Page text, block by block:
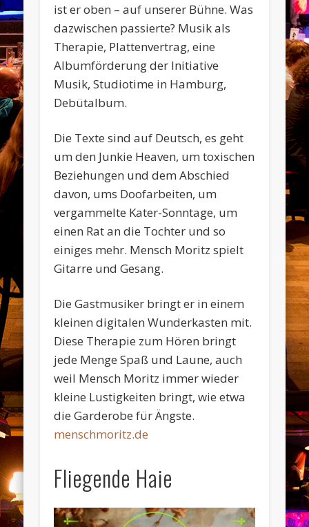
ist er oben – auf unserer Bühne. Was
dazwischen passierte? Musik als
Therapie, Plattenvertrag, eine
Albumförderung der Initiative
Musik, Studiotime in Hamburg,
Debütalbum.
Die Texte sind auf Deutsch, es geht
um den Junkie Heaven, um toxischen
Beziehungen und dem Abschied
davon, ums Doofarbeiten, um
vergammelte Kater-Sonntage, um
einen Rat an die Tochter und so
einiges mehr. Mensch Moritz spielt
Gitarre und Gesang.
Die Gastmusiker bringt er in einem
kleinen digitalen Wunderkasten mit.
Diese Therapie zum Hören bringt
jede Menge Spaß und Laune, auch
weil Mensch Moritz immer wieder
kleine Lustigkeiten bringt, wie etwa
die Garderobe für Ängste.
menschmoritz.de
Fliegende Haie